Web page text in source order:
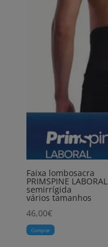
Faixa lombosacra
PRIMSPINE LABORAL
semirrígida
vários tamanhos
46,00€
Comprar